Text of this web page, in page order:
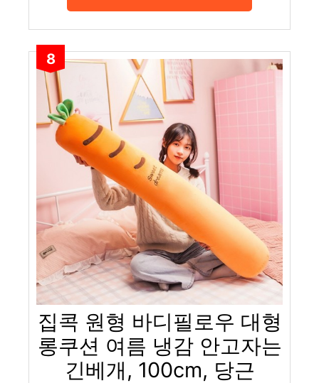
8
집콕 원형 바디필로우 대형
롱쿠션 여름 냉감 안고자는
긴베개, 100cm, 당근